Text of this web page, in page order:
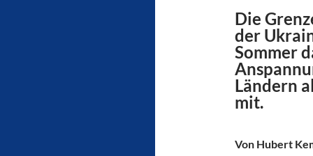
Die
der
Sommer
Ländern
mit.
Von Hubert